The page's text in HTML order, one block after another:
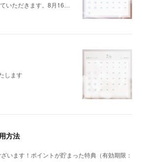
いただきます。8月16…
します
方法
います！ポイントが貯まった特典（有効期限：